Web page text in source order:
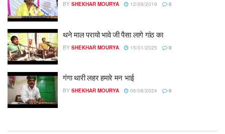
BY SHEKHAR MOURYA 12/09/2019 0
थने माल परायो भावे जी पैसा लागे गांठ का
BY SHEKHAR MOURYA 15/01/2025 0
गंगा थारी लहर हमारे मन भाई
BY SHEKHAR MOURYA 06/08/2024 0